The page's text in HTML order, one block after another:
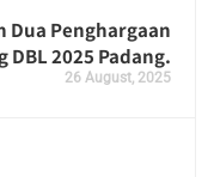
Dua Penghargaan
DBL 2025 Padang.
26 August, 2025